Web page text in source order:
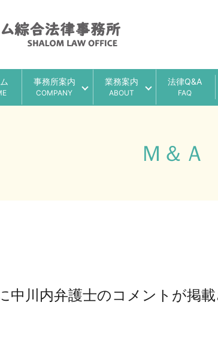
事務所案内
COMPANY
業務案内
ABOUT
法律Q&A
FAQ
Ｍ＆
中川内弁護士のコメントが掲載